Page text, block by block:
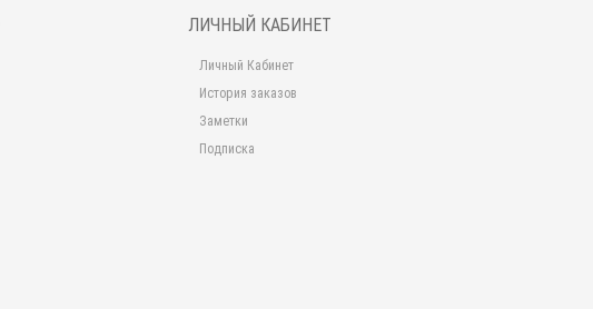
ЛИЧНЫЙ КАБИНЕТ
Личный Кабинет
История заказов
Заметки
Подписка